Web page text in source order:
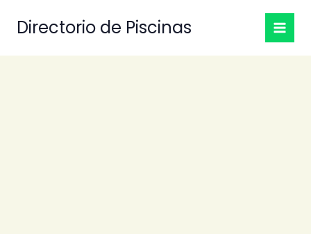
Directorio de Piscinas